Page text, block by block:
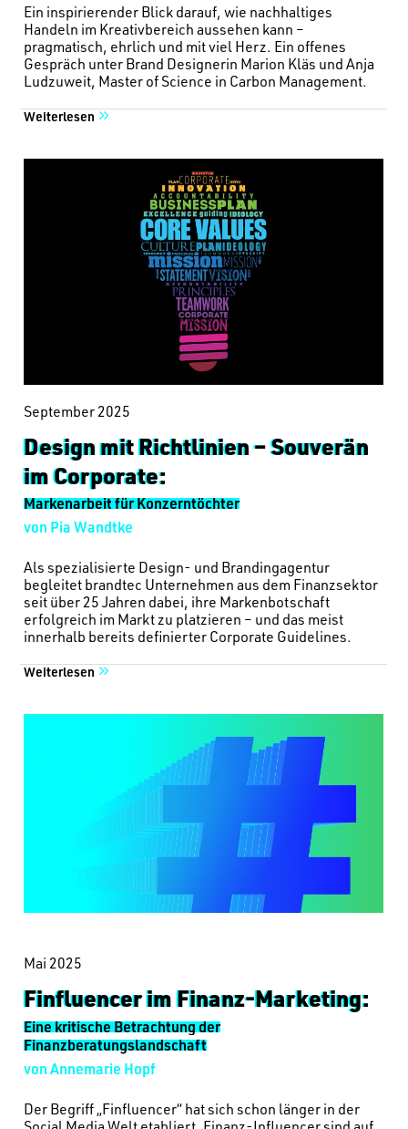
Ein inspirierender Blick darauf, wie nachhaltiges
Handeln im Kreativbereich aussehen kann –
pragmatisch, ehrlich und mit viel Herz. Ein offenes
Gespräch unter Brand Designerin Marion Kläs und Anja
Ludzuweit, Master of Science in Carbon Management.
Weiterlesen
September 2025
Design mit Richtlinien – Souverän
im Corporate:
Als spezialisierte Design- und Brandingagentur
begleitet brandtec Unternehmen aus dem Finanzsektor
seit über 25 Jahren dabei, ihre Markenbotschaft
erfolgreich im Markt zu platzieren – und das meist
innerhalb bereits definierter Corporate Guidelines.
Weiterlesen
von Pia Wandtke
Markenarbeit für Konzerntöchter
Mai 2025
Finfluencer im Finanz-Marketing:
Der Begriff „Finfluencer“ hat sich schon länger in der
von Annemarie Hopf
Eine kritische Betrachtung der
Finanzberatungslandschaft